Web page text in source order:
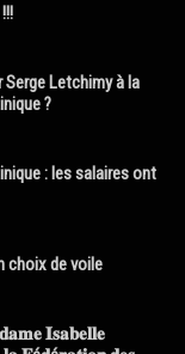
Letchimy à la
?
: les salaires ont
choix de voile
𝐈𝐬𝐚𝐛𝐞𝐥𝐥𝐞